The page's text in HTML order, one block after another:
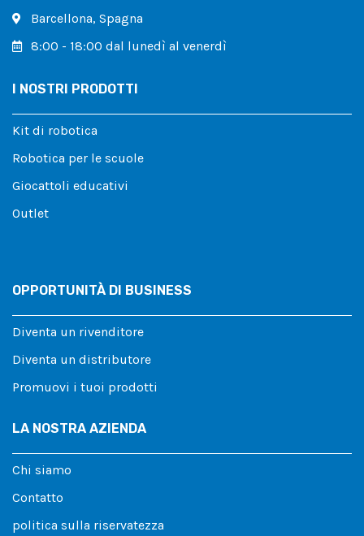
Barcellona, ​​Spagna
8:00 - 18:00 dal lunedì al venerdì
I NOSTRI PRODOTTI
Kit di robotica
Robotica per le scuole
Giocattoli educativi
Outlet
OPPORTUNITÀ DI BUSINESS
Diventa un rivenditore
Diventa un distributore
Promuovi i tuoi prodotti
LA NOSTRA AZIENDA
Chi siamo
Contatto
politica sulla riservatezza